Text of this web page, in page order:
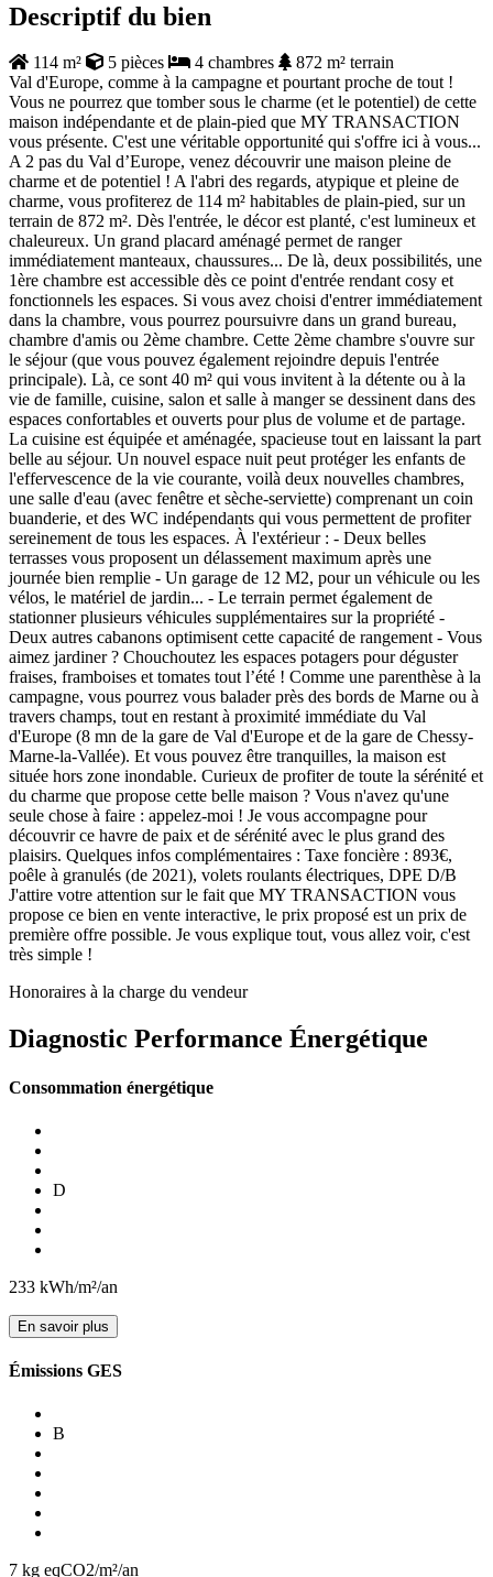
Descriptif du bien
114 m² 5 pièces 4 chambres
872 m² terrain
Val d'Europe, comme à la campagne et pourtant proche de tout !
Vous ne pourrez que tomber sous le charme (et le potentiel) de cette
maison indépendante et de plain-pied que MY TRANSACTION
vous présente. C'est une véritable opportunité qui s'offre ici à vous...
A 2 pas du Val d’Europe, venez découvrir une maison pleine de
charme et de potentiel ! A l'abri des regards, atypique et pleine de
charme, vous profiterez de 114 m² habitables de plain-pied, sur un
terrain de 872 m². Dès l'entrée, le décor est planté, c'est lumineux et
chaleureux. Un grand placard aménagé permet de ranger
immédiatement manteaux, chaussures... De là, deux possibilités, une
1ère chambre est accessible dès ce point d'entrée rendant cosy et
fonctionnels les espaces. Si vous avez choisi d'entrer immédiatement
dans la chambre, vous pourrez poursuivre dans un grand bureau,
chambre d'amis ou 2ème chambre. Cette 2ème chambre s'ouvre sur
le séjour (que vous pouvez également rejoindre depuis l'entrée
principale). Là, ce sont 40 m² qui vous invitent à la détente ou à la
vie de famille, cuisine, salon et salle à manger se dessinent dans des
espaces confortables et ouverts pour plus de volume et de partage.
La cuisine est équipée et aménagée, spacieuse tout en laissant la part
belle au séjour. Un nouvel espace nuit peut protéger les enfants de
l'effervescence de la vie courante, voilà deux nouvelles chambres,
une salle d'eau (avec fenêtre et sèche-serviette) comprenant un coin
buanderie, et des WC indépendants qui vous permettent de profiter
sereinement de tous les espaces. À l'extérieur : - Deux belles
terrasses vous proposent un délassement maximum après une
journée bien remplie - Un garage de 12 M2, pour un véhicule ou les
vélos, le matériel de jardin... - Le terrain permet également de
stationner plusieurs véhicules supplémentaires sur la propriété -
Deux autres cabanons optimisent cette capacité de rangement - Vous
aimez jardiner ? Chouchoutez les espaces potagers pour déguster
fraises, framboises et tomates tout l’été ! Comme une parenthèse à la
campagne, vous pourrez vous balader près des bords de Marne ou à
travers champs, tout en restant à proximité immédiate du Val
d'Europe (8 mn de la gare de Val d'Europe et de la gare de Chessy-
Marne-la-Vallée). Et vous pouvez être tranquilles, la maison est
située hors zone inondable. Curieux de profiter de toute la sérénité et
du charme que propose cette belle maison ? Vous n'avez qu'une
seule chose à faire : appelez-moi ! Je vous accompagne pour
découvrir ce havre de paix et de sérénité avec le plus grand des
plaisirs. Quelques infos complémentaires : Taxe foncière : 893€,
poêle à granulés (de 2021), volets roulants électriques, DPE D/B
J'attire votre attention sur le fait que MY TRANSACTION vous
propose ce bien en vente interactive, le prix proposé est un prix de
première offre possible. Je vous explique tout, vous allez voir, c'est
très simple !
Honoraires à la charge du vendeur
Diagnostic Performance Énergétique
Consommation énergétique
D
233 kWh/m²/an
En savoir plus
Émissions GES
B
7 kg eqCO2/m²/an